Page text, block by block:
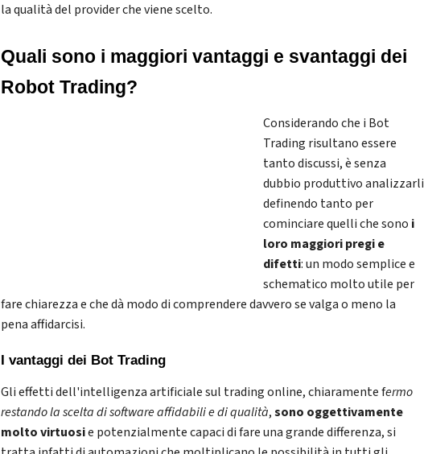
la qualità del provider che viene scelto.
Quali sono i maggiori vantaggi e svantaggi dei
Robot Trading?
Considerando che i Bot
Trading risultano essere
tanto discussi, è senza
dubbio produttivo analizzarli
definendo tanto per
cominciare quelli che sono i
loro maggiori pregi e
difetti: un modo semplice e
schematico molto utile per
fare chiarezza e che dà modo di comprendere davvero se valga o meno la
pena affidarcisi.
I vantaggi dei Bot Trading
Gli effetti dell'intelligenza artificiale sul trading online, chiaramente fermo
restando la scelta di software affidabili e di qualità,sono oggettivamente
molto virtuosie potenzialmente capaci di fare una grande differenza, si